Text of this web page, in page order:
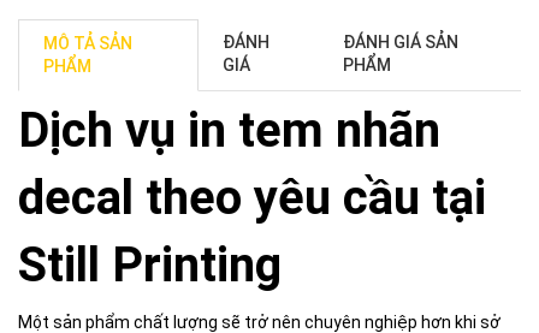
MÔ TẢ SẢN
PHẨM
ĐÁNH
GIÁ
ĐÁNH GIÁ SẢN
PHẨM
Dịch vụ in tem nhãn
decal theo yêu cầu tại
Still Printing
Một sản phẩm chất lượng sẽ trở nên chuyên nghiệp hơn khi sở